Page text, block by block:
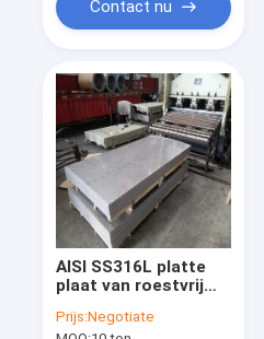
Contact nu
AISI SS316L platte
plaat van roestvrij
SS410 SS409 SS420
Prijs:Negotiate